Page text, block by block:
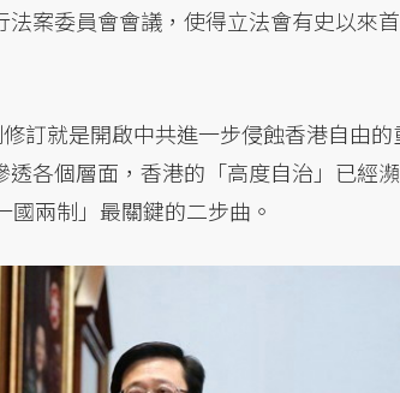
案委員會會議，使得立法會有史以來首
訂就是開啟中共進一步侵蝕香港自由的
各個層面，香港的「高度自治」已經瀕
國兩制」最關鍵的二步曲。